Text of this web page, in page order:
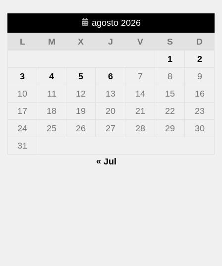
agosto 2026
L
M X J V S
D
1
2
3
4 5 6 7 8
9
10
11 12 13 14 15
16
17
18 19 20 21 22
23
24
25 26 27 28 29
30
31
« Jul